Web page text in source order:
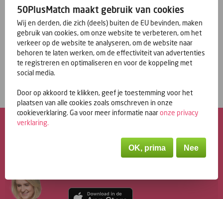
plus die bij jouw voorkeuren passen. Je hoeft enkel een dating-
en zoekprofiel aan te maken en je kunt al op zoek tussen de
singles van boven de 50. Schrijf je gratis in en probeer eerst
vrijblijvend uit ofonline datenvoor singles van 50-plus bij jou
past. Bevalt het en wil je van alle functies gebruikmaken? Sluit
dan een lidmaatschap af. Heb je een vraagover onsof wil je
meer informatie? Neem dan gerust contact met ons op door een
e-mail te sturen naar
Onze App is eenvoudig en prettig te
50PlusMatch maakt gebruik van cookies
Wij en derden, die zich (deels) buiten de EU bevinden, maken
gebruik van cookies, om onze website te verbeteren, om het
verkeer op de website te analyseren, om de website naar
behoren te laten werken, om de effectiviteit van advertenties
te registreren en optimaliseren en voor de koppeling met
social media.
Door op akkoord te klikken, geef je toestemming voor het
plaatsen van alle cookies zoals omschreven in onze
cookieverklaring. Ga voor meer informatie naaronze privacy
verklaring.
OK, prima Nee